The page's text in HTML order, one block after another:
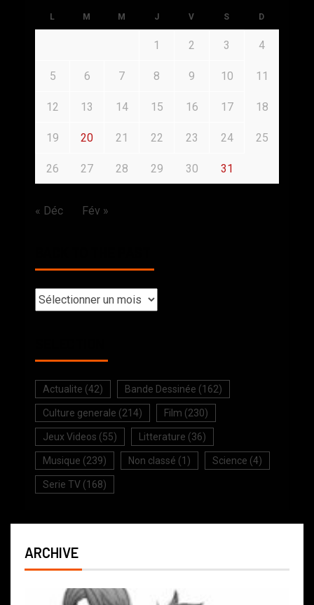
L M M J V S D
1 2 3 4
5 6 7 8 9 10 11
12 13 14 15 16 17 18
19 20 21 22 23 24 25
26 27 28 29 30 31
« Déc Fév »
Actualite (42) Bande Dessinée (162)
Culture generale (214) Film (230)
Jeux Videos (55) Litterature (36)
Musique (239) Non classé (1) Science (4)
Serie TV (168)
ARCHIVE